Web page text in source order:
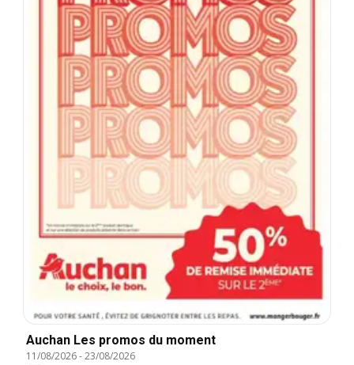
Auchan Les promos du moment
11/08/2026-23/08/2026